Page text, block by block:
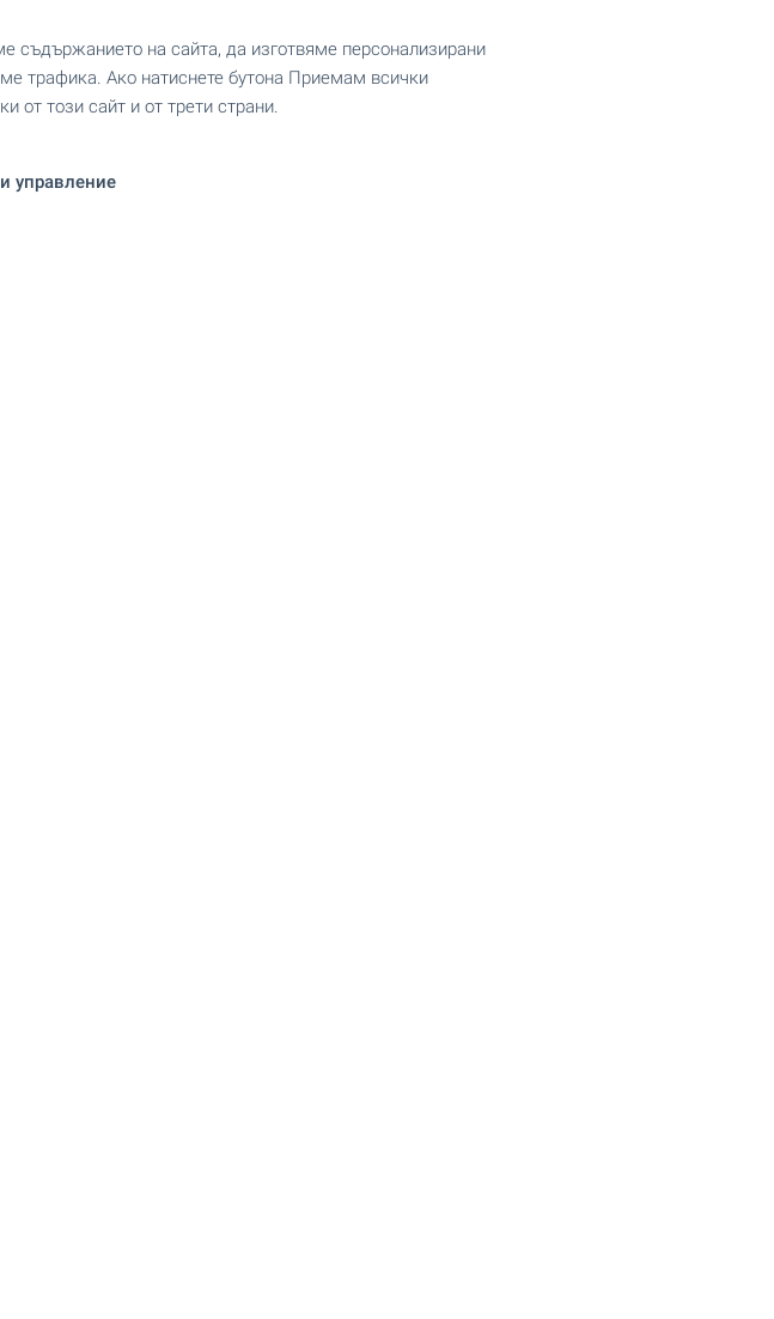
съдържанието на сайта, да изготвяме персонализирани
трафика. Ако натиснете бутона Приемам всички
от този сайт и от трети страни.
управление